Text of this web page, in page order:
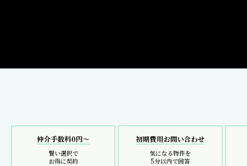
仲介手数料0円～
賢い選択で
お得に契約
初期費用お問い合わせ
気になる物件を
5分以内で回答